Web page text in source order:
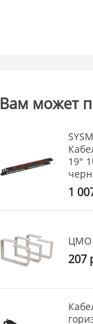
Вам может
19"
1
ЦМО
207